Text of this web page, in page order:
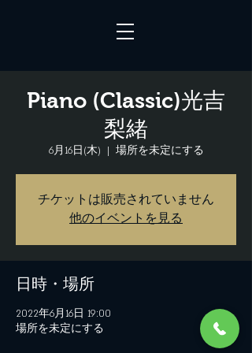
Piano (Classic)光吉
梨緒
6月16日(木)
  |
場所を未定にする
チケットは販売されていません
他のイベントを見る
日時・場所
2022年6月16日 19:00
場所を未定にする